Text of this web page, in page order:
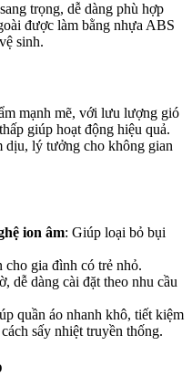
trọng, dễ dàng phù hợp
được làm bằng nhựa ABS
sinh.
mạnh mẽ, với lưu lượng gió
giúp hoạt động hiệu quả.
dịu, lý tưởng cho không gian
ion âm: Giúp loại bỏ bụi
cho gia đình có trẻ nhỏ.
dễ dàng cài đặt theo nhu cầu
quần áo nhanh khô, tiết kiệm
sấy nhiệt truyền thống.